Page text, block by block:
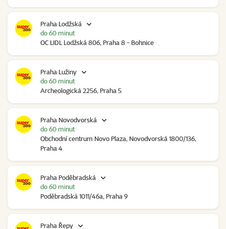
Praha Lodžská
OC LIDL Lodžská 806, Praha 8 - Bohnice
do 60 minut
Praha Lužiny
Archeologická 2256, Praha 5
do 60 minut
Praha Novodvorská
Obchodní centrum Novo Plaza, Novodvorská 1800/136,
Praha 4
do 60 minut
Praha Poděbradská
Poděbradská 1011/46a, Praha 9
do 60 minut
Praha Řepy